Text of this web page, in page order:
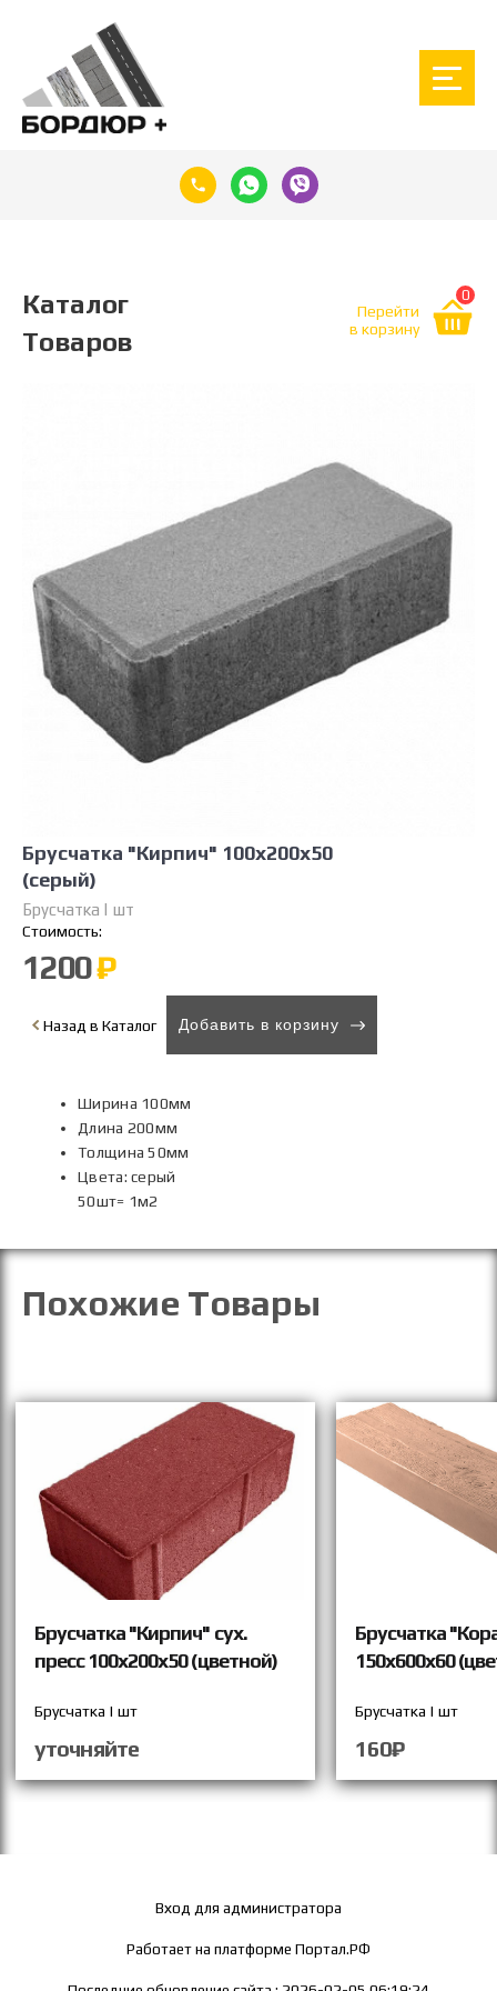
Каталог
Товаров
Перейти
в корзину
0
Брусчатка "Кирпич" 100х200х50
(серый)
Брусчатка | шт
Стоимость:
1200₽
Назад в Каталог Добавить в корзину
Ширина 100мм
Длина 200мм
Толщина 50мм
Цвета: серый
50шт= 1м2
Похожие Товары
Брусчатка "Кирпич" сух.
пресс 100х200х50 (цветной)
Брусчатка | шт
уточняйте
Брусчатка
150х600х60
Брусчатка | шт
160₽
Вход для администратора
Работает на платформе Портал.РФ